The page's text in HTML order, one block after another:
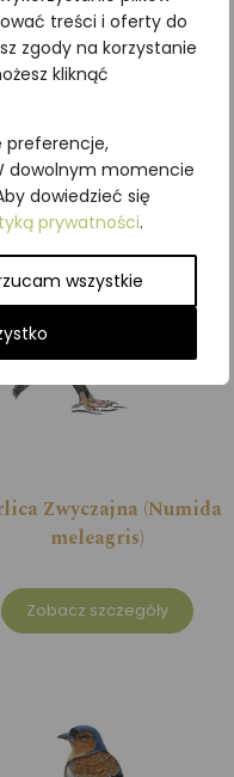
treści i oferty do
zgody na korzystanie
kliknąć
preferencje,
dowolnym momencie
dowiedzieć się
prywatności.
wszystkie
cena z ostatnich 30
zł
danych
,Ptaki
Zwyczajna (Numida
meleagris)
Zobacz szczegóły